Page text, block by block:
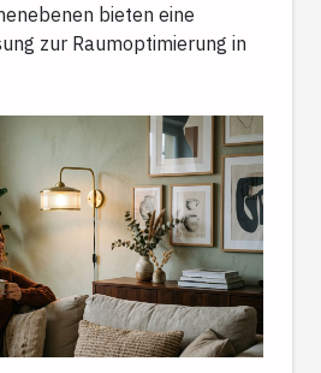
bieten eine
zur Raumoptimierung in